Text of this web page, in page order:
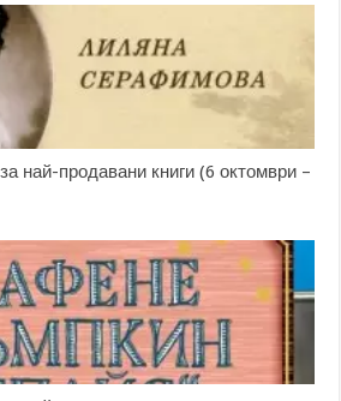
най-продавани книги (6 октомври –